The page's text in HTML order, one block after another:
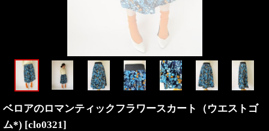
ベロアのロマンティックフラワースカート（ウエストゴ
ム*) [clo0321]